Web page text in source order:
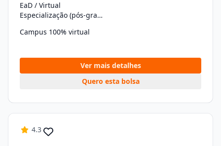
EaD / Virtual
Especialização (pós-graduação)
Campus 100% virtual
Ver mais detalhes
Quero esta bolsa
4.3